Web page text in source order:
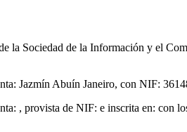
la Sociedad de la Información y el
Jazmín Abuín Janeiro, con NIF:
, provista de NIF: e inscrita en: con